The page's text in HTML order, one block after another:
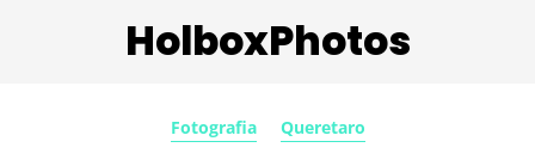
HolboxPhotos
Fotografia Queretaro